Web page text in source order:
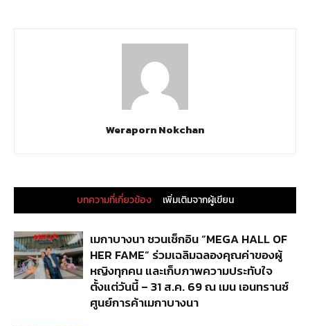
Weraporn Nokchan
บทความที่เกี่ยวข้อง เพิ่มเติมจากผู้เขียน
เมกาบางนา ชวนเช็กอิน “MEGA HALL OF
HER FAME” ร่วมเฉลิมฉลองคุณค่าของผู้
หญิงทุกคน และเก็บภาพความประทับใจ
ตั้งแต่วันนี้ – 31 ส.ค. 69 ณ เมน เอนทรานซ์
ศูนย์การค้าเมกาบางนา